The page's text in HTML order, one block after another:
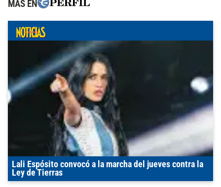
MÁS EN
Lali Espósito convocó a la marcha del jueves contra la
Ley de Tierras